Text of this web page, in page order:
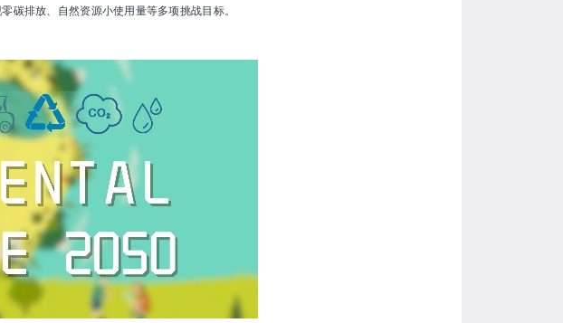
碳排放、自然资源小使用量等多项挑战目标。